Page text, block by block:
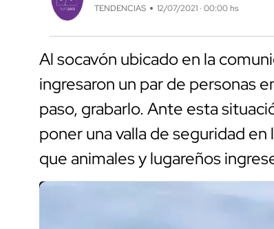
TENDENCIAS 12/07/2021 · 00:00 hs
Al socavón ubicado en la
ingresaron un par de personas
paso, grabarlo. Ante esta
poner una valla de seguridad
que animales y lugareños